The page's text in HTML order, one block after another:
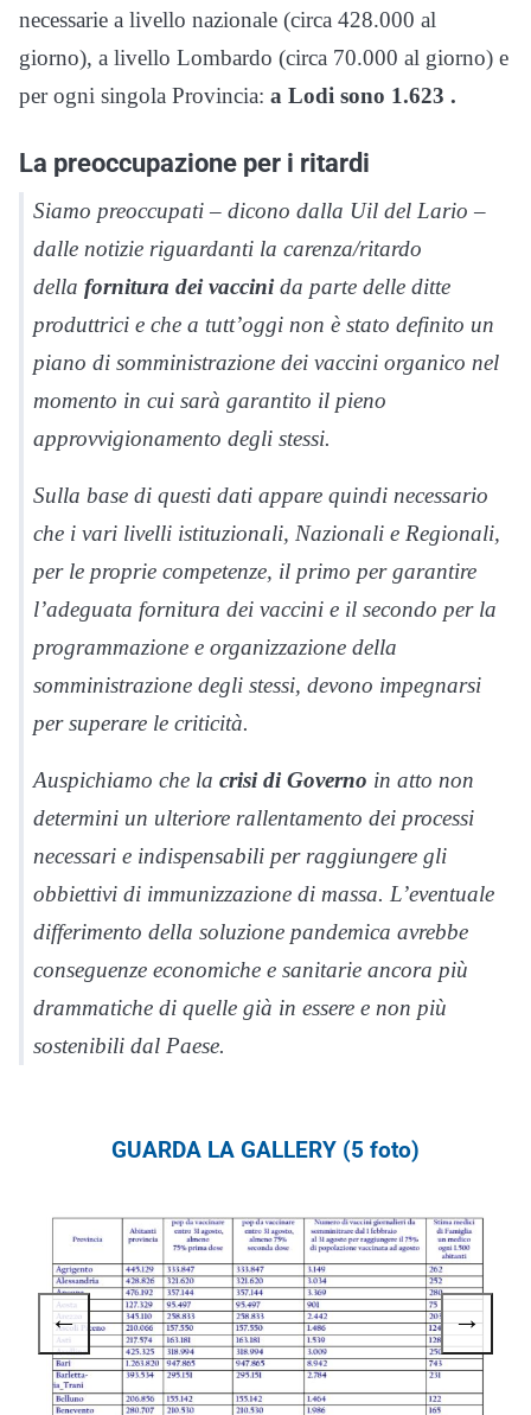
necessarie a livello nazionale (circa 428.000 al
giorno), a livello Lombardo (circa 70.000 al giorno) e
per ogni singola Provincia: a Lodi sono 1.623 .
La preoccupazione per i ritardi
Siamo preoccupati – dicono dalla Uil del Lario –
dalle notizie riguardanti la carenza/ritardo
della fornitura dei vaccinida parte delle ditte
produttrici e che a tutt’oggi non è stato definito un
piano di somministrazione dei vaccini organico nel
momento in cui sarà garantito il pieno
approvvigionamento degli stessi.
Sulla base di questi dati appare quindi necessario
che i vari livelli istituzionali, Nazionali e Regionali,
per le proprie competenze, il primo per garantire
l’adeguata fornitura dei vaccini e il secondo per la
programmazione e organizzazione della
somministrazione degli stessi, devono impegnarsi
per superare le criticità.
Auspichiamo che la crisi di Governo in atto non
determini un ulteriore rallentamento dei processi
necessari e indispensabili per raggiungere gli
obbiettivi di immunizzazione di massa. L’eventuale
differimento della soluzione pandemica avrebbe
conseguenze economiche e sanitarie ancora più
drammatiche di quelle già in essere e non più
sostenibili dal Paese.
GUARDA LA GALLERY (5 foto)
← →